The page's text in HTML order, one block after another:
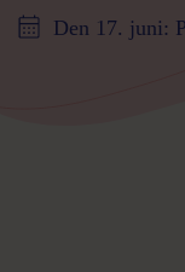
Den 17. juni: